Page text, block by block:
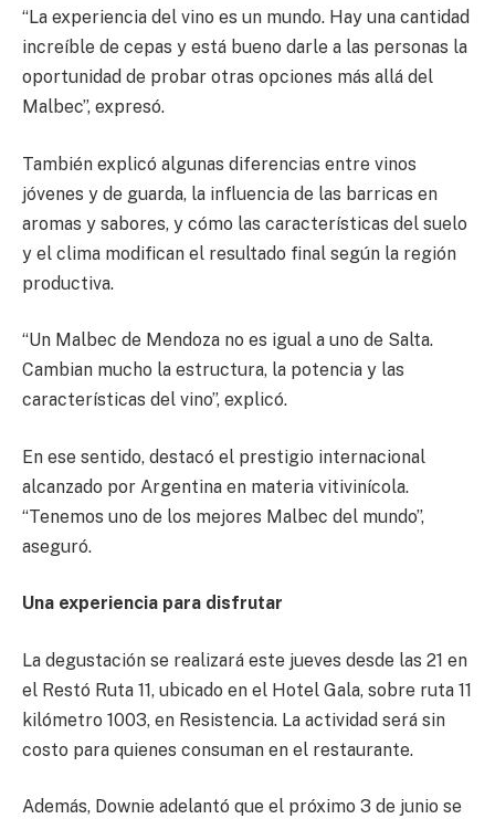
“La experiencia del vino es un mundo. Hay una cantidad
increíble de cepas y está bueno darle a las personas la
oportunidad de probar otras opciones más allá del
Malbec”, expresó.
También explicó algunas diferencias entre vinos
jóvenes y de guarda, la influencia de las barricas en
aromas y sabores, y cómo las características del suelo
y el clima modifican el resultado final según la región
productiva.
“Un Malbec de Mendoza no es igual a uno de Salta.
Cambian mucho la estructura, la potencia y las
características del vino”, explicó.
En ese sentido, destacó el prestigio internacional
alcanzado por Argentina en materia vitivinícola.
“Tenemos uno de los mejores Malbec del mundo”,
aseguró.
Una experiencia para disfrutar
La degustación se realizará este jueves desde las 21 en
el Restó Ruta 11, ubicado en el Hotel Gala, sobre ruta 11
kilómetro 1003, en Resistencia. La actividad será sin
costo para quienes consuman en el restaurante.
Además, Downie adelantó que el próximo 3 de junio se